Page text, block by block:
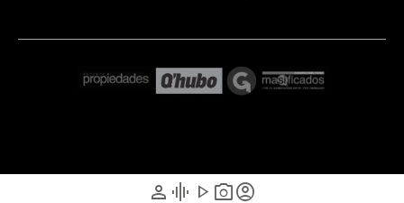
person graphic_eq play_arrow photo_cameraaccount_circle